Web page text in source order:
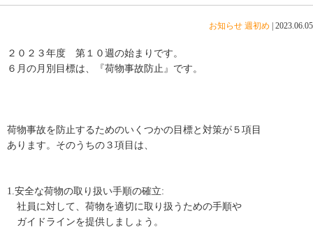
お知らせ 週初め 2023.06.05
２０２３年度 第１０週の始まりです。
６月の月別目標は、『荷物事故防止』です。
荷物事故を防止するためのいくつかの目標と対策が５項目
あります。そのうちの３項目は、
1.安全な荷物の取り扱い手順の確立:
社員に対して、荷物を適切に取り扱うための手順や
ガイドラインを提供しましょう。